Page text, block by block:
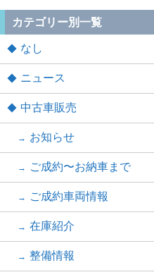
カテゴリー別一覧
なし
ニュース
中古車販売
お知らせ
ご成約〜お納車まで
ご成約車両情報
在庫紹介
整備情報